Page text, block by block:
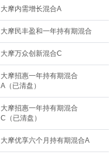
大摩内需增长混合A
大摩民丰盈和一年持有期混合
大摩万众创新混合C
大摩招惠一年持有期混合
A（已清盘）
大摩招惠一年持有期混合
C（已清盘）
大摩优享六个月持有期混合A